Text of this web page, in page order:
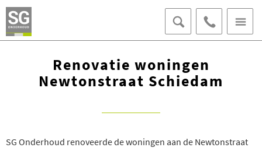
OFFERTE AANVRAGEN AFSPRAAK MAKEN
Renovatie woningen
Newtonstraat Schiedam
SG Onderhoud renoveerde de woningen aan de Newtonstraat